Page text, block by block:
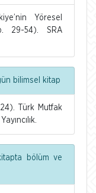
Yöresel
29-54). SRA
bilimsel kitap
Türk Mutfak
bölüm ve